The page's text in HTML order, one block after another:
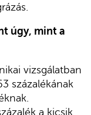
úgy, mint a
vizsgálatban
százalékának
a kicsik